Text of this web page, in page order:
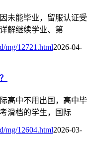
未能毕业，留服认证受
解继续学业、第
mg/12721.html2026-04-
高中不用出国，高中毕
滑档的学生，国际
mg/12604.html2026-03-